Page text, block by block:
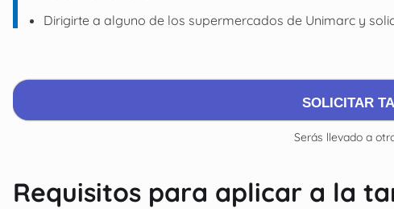
Dirigirte a alguno de los supermercados de Unimarc y
SOLICITAR
Serás llevado a
Requisitos para aplicar a la